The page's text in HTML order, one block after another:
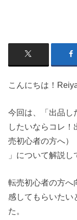
こんにちは！
今回は、「出品し
したいならコレ
売初心者の方へ）
」について解説し
転売初心者の方へ
感してもらいたい
た。